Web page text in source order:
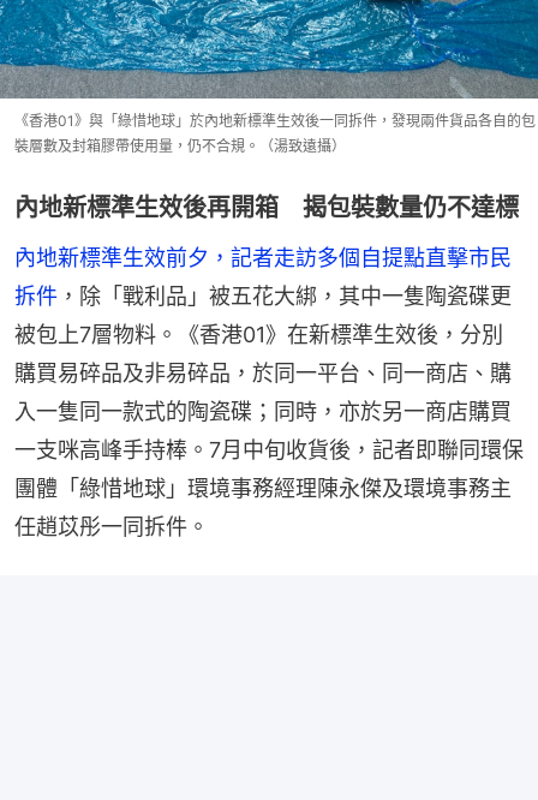
《香港01》與「綠惜地球」於內地新標準生效後一同拆件，發現兩件貨品各自的包
裝層數及封箱膠帶使用量，仍不合規。（湯致遠攝）
內地新標準生效後再開箱 揭包裝數量仍不達標
內地新標準生效前夕，記者走訪多個自提點直擊市民
拆件 ，除「戰利品」被五花大綁，其中一隻陶瓷碟更
被包上7層物料。《香港01》在新標準生效後，分別
購買易碎品及非易碎品，於同一平台、同一商店、購
入一隻同一款式的陶瓷碟；同時，亦於另一商店購買
一支咪高峰手持棒。7月中旬收貨後，記者即聯同環保
團體「綠惜地球」環境事務經理陳永傑及環境事務主
任趙苡彤一同拆件。